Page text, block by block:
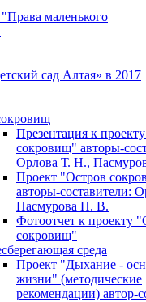
маленького
сад Алтая» в 2017
Презентация к
сокровищ" авторы-
Орлова Т. Н.,
Проект "Остров
авторы-составители:
Пасмурова Н. В.
Фотоотчет к проекту
сокровищ"
среда
Проект "Дыхание -
жизни" (методические
рекомендации) автор-